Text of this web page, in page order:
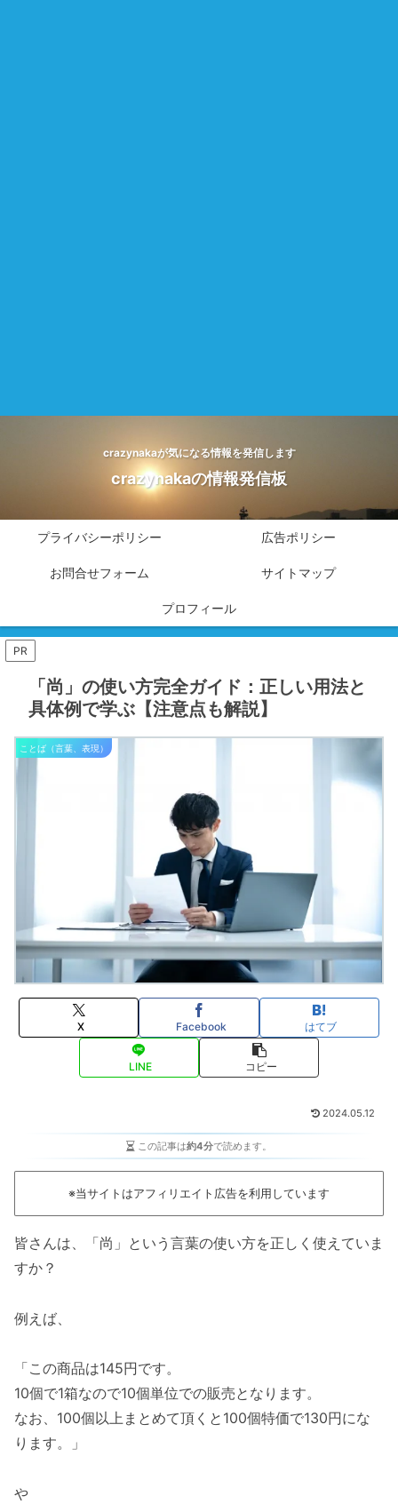
crazynakaが気になる情報を発信します
crazynakaの情報発信板
プライバシーポリシー 広告ポリシー
お問合せフォーム サイトマップ
プロフィール
PR
「尚」の使い方完全ガイド：正しい用法と
具体例で学ぶ【注意点も解説】
ことば（言葉、表現）
X Facebook はてブ
LINE コピー
2024.05.12
この記事は約4分で読めます。
※当サイトはアフィリエイト広告を利用しています
皆さんは、「尚」という言葉の使い方を正しく使えていま
すか？
例えば、
「この商品は145円です。
10個で1箱なので10個単位での販売となります。
なお、100個以上まとめて頂くと100個特価で130円にな
ります。」
や